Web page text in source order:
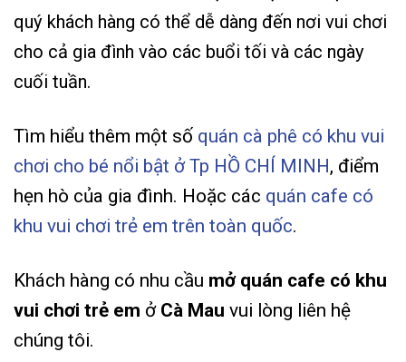
quý khách hàng có thể dễ dàng đến nơi vui chơi
cho cả gia đình vào các buổi tối và các ngày
cuối tuần.
Tìm hiểu thêm một số quán cà phê có khu vui
chơi cho bé nổi bật ở Tp HỒ CHÍ MINH, điểm
hẹn hò của gia đình. Hoặc các quán cafe có
khu vui chơi trẻ em trên toàn quốc.
Khách hàng có nhu cầu mở quán cafe có khu
vui chơi trẻ em ở Cà Mau vui lòng liên hệ
chúng tôi.